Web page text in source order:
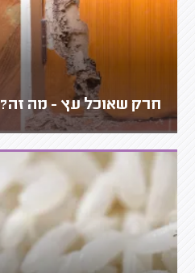
חרק שאוכל עץ - מה זה?